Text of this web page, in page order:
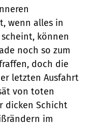
wenn alles in
können
noch so zum
doch die
letzten Ausfahrt
von toten
dicken Schicht
im